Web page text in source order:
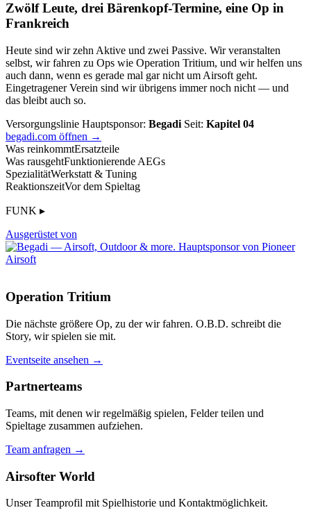
Zwölf Leute, drei Bärenkopf-Termine, eine Op in
Frankreich
Heute sind wir zehn Aktive und zwei Passive. Wir veranstalten
selbst, wir fahren zu Ops wie Operation Tritium, und wir helfen uns
auch dann, wenn es gerade mal gar nicht um Airsoft geht.
Eingetragener Verein sind wir übrigens immer noch nicht — und
das bleibt auch so.
Versorgungslinie Hauptsponsor: Begadi Seit: Kapitel 04
begadi.com öffnen →
Was reinkommtErsatzteile
Was rausgehtFunktionierende AEGs
SpezialitätWerkstatt & Tuning
ReaktionszeitVor dem Spieltag
FUNK ▸
Ausgerüstet von
Operation Tritium
Die nächste größere Op, zu der wir fahren. O.B.D. schreibt die
Story, wir spielen sie mit.
Eventseite ansehen →
Partnerteams
Teams, mit denen wir regelmäßig spielen, Felder teilen und
Spieltage zusammen aufziehen.
Team anfragen →
Airsofter World
Unser Teamprofil mit Spielhistorie und Kontaktmöglichkeit.